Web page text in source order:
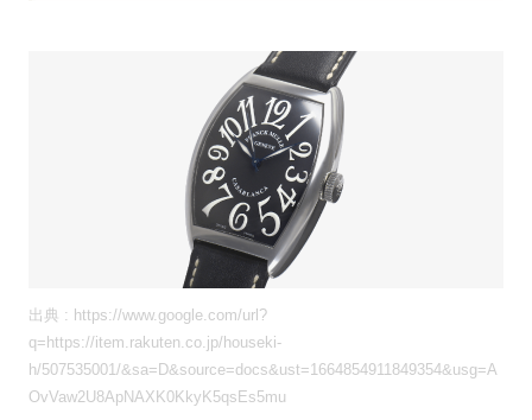
出典 : https://www.google.com/url?
q=https://item.rakuten.co.jp/houseki-
h/507535001/&sa=D&source=docs&ust=1664854911849354&usg=A
OvVaw2U8ApNAXK0KkyK5qsEs5mu